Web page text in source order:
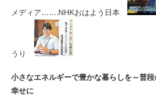
メディア…….NHKおはよう日本
うり
小さなエネルギーで豊かな暮らしを～普
幸せに